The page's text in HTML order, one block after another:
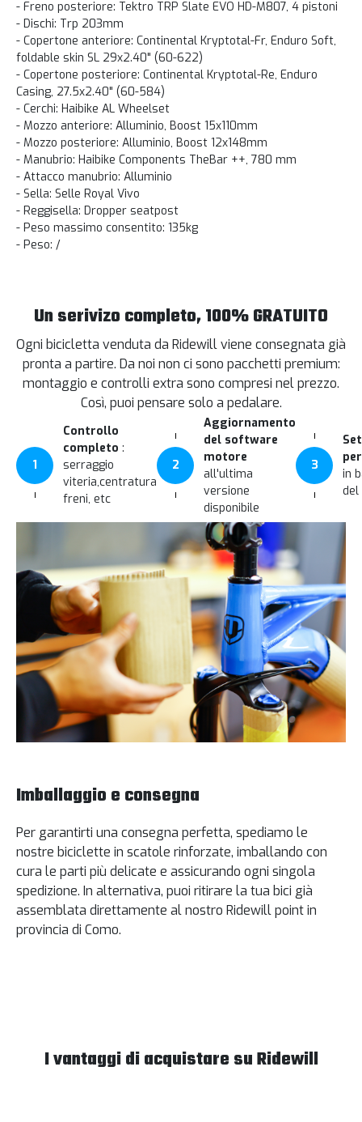
- Freno posteriore: Tektro TRP Slate EVO HD-M807, 4 pistoni
- Dischi: Trp 203mm
- Copertone anteriore: Continental Kryptotal-Fr, Enduro Soft,
foldable skin SL 29x2.40" (60-622)
- Copertone posteriore: Continental Kryptotal-Re, Enduro
Casing, 27.5x2.40" (60-584)
- Cerchi: Haibike AL Wheelset
- Mozzo anteriore: Alluminio, Boost 15x110mm
- Mozzo posteriore: Alluminio, Boost 12x148mm
- Manubrio: Haibike Components TheBar ++, 780 mm
- Attacco manubrio: Alluminio
- Sella: Selle Royal Vivo
- Reggisella: Dropper seatpost
- Peso massimo consentito: 135kg
- Peso: /
Un serivizo completo, 100% GRATUITO
Ogni bicicletta venduta da Ridewill viene consegnata già
pronta a partire. Da noi non ci sono pacchetti premium:
montaggio e controlli extra sono compresi nel prezzo.
Così, puoi pensare solo a pedalare.
1
Controllo
completo :
serraggio
viteria,centratura
freni, etc
2
Aggiornamento
del software
motore
all'ultima
versione
disponibile
3
in
del
Imballaggio e consegna
Per garantirti una consegna perfetta, spediamo le
nostre biciclette in scatole rinforzate, imballando con
cura le parti più delicate e assicurando ogni singola
spedizione. In alternativa, puoi ritirare la tua bici già
assemblata direttamente al nostro Ridewill point in
provincia di Como.
I vantaggi di acquistare su Ridewill